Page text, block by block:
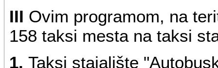
III Ovim programom, na
158 taksi mesta na taksi
1. Taksi stajalište